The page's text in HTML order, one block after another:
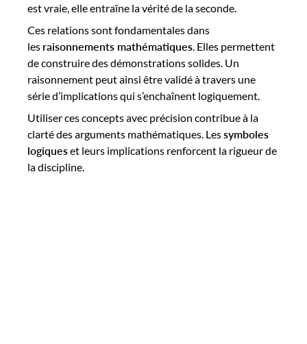
est vraie, elle entraîne la vérité de la seconde.
Ces relations sont fondamentales dans
les raisonnements mathématiques . Elles permettent
de construire des démonstrations solides. Un
raisonnement peut ainsi être validé à travers une
série d’implications qui s’enchaînent logiquement.
Utiliser ces concepts avec précision contribue à la
clarté des arguments mathématiques. Lessymboles
logiqueset leurs implications renforcent la rigueur de
la discipline.